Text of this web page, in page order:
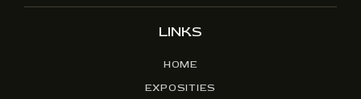
LINKS
HOME
EXPOSITIES